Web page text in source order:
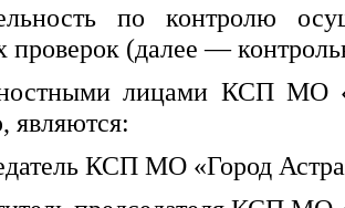
по контролю
проверок (далее —
лицами КСП МО
являются:
КСП МО «Город